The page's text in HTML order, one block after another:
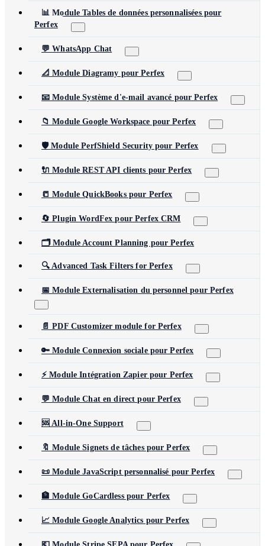
📊 Module Tables de données personnalisées pour
Perfex
💬 WhatsApp Chat
📐 Module Diagramy pour Perfex
📧 Module Système d'e-mail avancé pour Perfex
📁 Module Google Workspace pour Perfex
🛡️ Module PerfShield Security pour Perfex
🔌 Module REST API clients pour Perfex
📒 Module QuickBooks pour Perfex
🔄 Plugin WordFex pour Perfex CRM
🗂️ Module Account Planning pour Perfex
🔍 Advanced Task Filters for Perfex
📅 Module Externalisation du personnel pour Perfex
📄 PDF Customizer module for Perfex
🔑 Module Connexion sociale pour Perfex
⚡ Module Intégration Zapier pour Perfex
💬 Module Chat en direct pour Perfex
🆘 All-in-One Support
🔖 Module Signets de tâches pour Perfex
📜 Module JavaScript personnalisé pour Perfex
🏦 Module GoCardless pour Perfex
📈 Module Google Analytics pour Perfex